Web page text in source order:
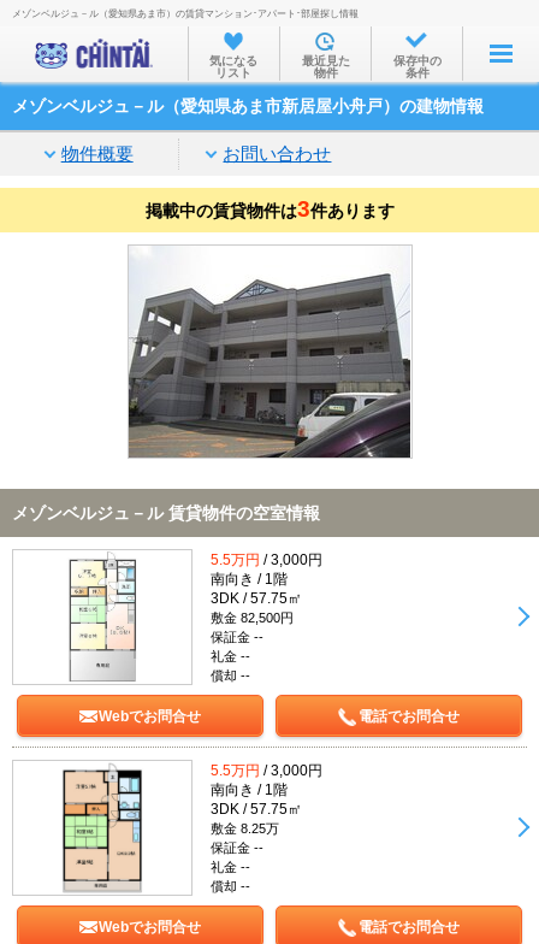
お部屋を探す
沿線・駅から
家賃相場から
通勤通学時間から
不動産会社から
TOP
メゾンベルジュ－ル（愛知県あま市）の賃貸マンション･アパート･部屋探し情報
気になる
リスト
最近見た
物件
保存中の
条件
メゾンベルジュ－ル（愛知県あま市新居屋小舟戸）の建物情報
物件概要 お問い合わせ
掲載中の賃貸物件は3件あります
メゾンベルジュ－ル 賃貸物件の空室情報
5.5万円 / 3,000円
南向き / 1階
3DK / 57.75㎡
敷金 82,500円
保証金 --
礼金 --
償却 --
Webでお問合せ 電話でお問合せ
5.5万円 / 3,000円
南向き / 1階
3DK / 57.75㎡
敷金 8.25万
保証金 --
礼金 --
償却 --
Webでお問合せ 電話でお問合せ